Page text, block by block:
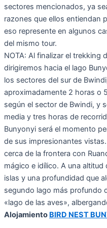
sectores mencionados, ya
razones que ellos entiendan
eso represente en algunos
del mismo tour.
NOTA: Al finalizar el trekking
dirigiremos hacia el lago
los sectores del sur de
aproximadamente 2 horas o
según el sector de Bwindi, y
media y tres horas de
Bunyonyi será el momento
de sus impresionantes
cerca de la frontera con
mágico e idílico. A una
islas y una profundidad que
segundo lago más profundo
«lago de las aves»,
Alojamiento BIRD NEST